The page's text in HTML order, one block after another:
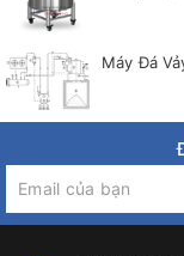
Máy Đá